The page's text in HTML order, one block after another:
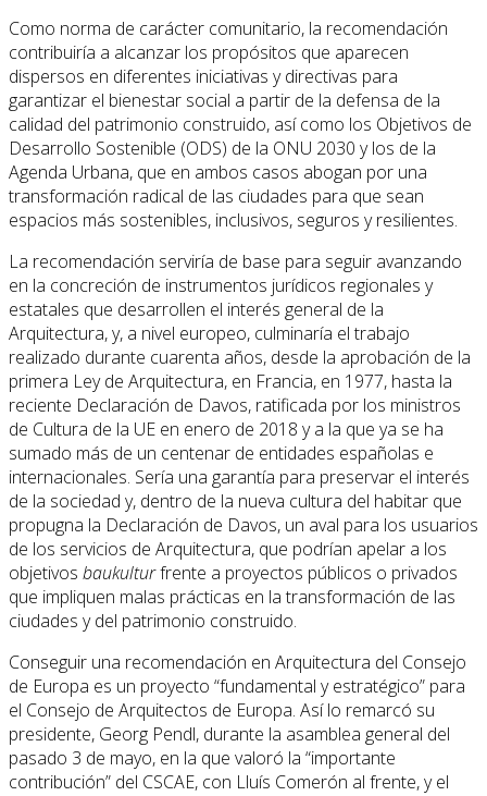
Como norma de carácter comunitario, la recomendación
contribuiría a alcanzar los propósitos que aparecen
dispersos en diferentes iniciativas y directivas para
garantizar el bienestar social a partir de la defensa de la
calidad del patrimonio construido, así como los Objetivos de
Desarrollo Sostenible (ODS) de la ONU 2030 y los de la
Agenda Urbana, que en ambos casos abogan por una
transformación radical de las ciudades para que sean
espacios más sostenibles, inclusivos, seguros y resilientes.
La recomendación serviría de base para seguir avanzando
en la concreción de instrumentos jurídicos regionales y
estatales que desarrollen el interés general de la
Arquitectura, y, a nivel europeo, culminaría el trabajo
realizado durante cuarenta años, desde la aprobación de la
primera Ley de Arquitectura, en Francia, en 1977, hasta la
reciente Declaración de Davos, ratificada por los ministros
de Cultura de la UE en enero de 2018 y a la que ya se ha
sumado más de un centenar de entidades españolas e
internacionales. Sería una garantía para preservar el interés
de la sociedad y, dentro de la nueva cultura del habitar que
propugna la Declaración de Davos, un aval para los usuarios
de los servicios de Arquitectura, que podrían apelar a los
objetivos baukulturfrente a proyectos públicos o privados
que impliquen malas prácticas en la transformación de las
ciudades y del patrimonio construido.
Conseguir una recomendación en Arquitectura del Consejo
de Europa es un proyecto “fundamental y estratégico” para
el Consejo de Arquitectos de Europa. Así lo remarcó su
presidente, Georg Pendl, durante la asamblea general del
pasado 3 de mayo, en la que valoró la “importante
contribución” del CSCAE, con Lluís Comerón al frente, y el